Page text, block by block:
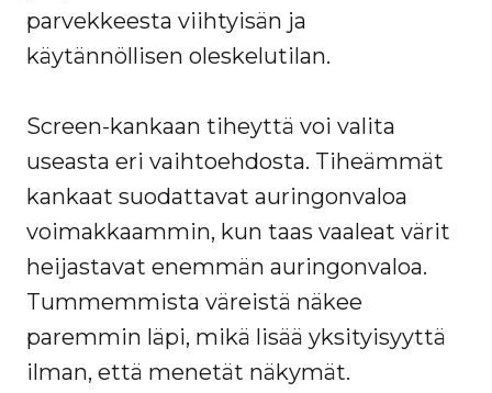
parvekkeesta viihtyisän ja
käytännöllisen oleskelutilan.
Screen-kankaan tiheyttä voi valita
useasta eri vaihtoehdosta. Tiheämmät
kankaat suodattavat auringonvaloa
voimakkaammin, kun taas vaaleat värit
heijastavat enemmän auringonvaloa.
Tummemmista väreistä näkee
paremmin läpi, mikä lisää yksityisyyttä
ilman, että menetät näkymät.